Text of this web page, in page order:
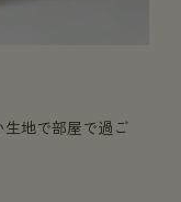
地で部屋で過ご